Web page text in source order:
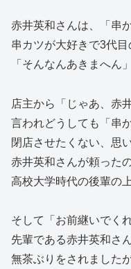
赤井英和さんは、「串
串カツが大好きで3代目
「そんなんあきまへん
店主から「じゃあ、赤
言われどうしても「串
閉店させたくない、思
赤井英和さんが頼ったの
高校大学時代の後輩の
そして「お前継いでく
先輩である赤井英和さ
無茶ぶりをされましたが